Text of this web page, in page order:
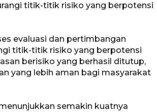
titik-titik risiko yang berpotensi
evaluasi dan pertimbangan
titik-titik risiko yang berpotensi
berisiko yang berhasil ditutup,
yang lebih aman bagi masyarakat
semakin kuatnya